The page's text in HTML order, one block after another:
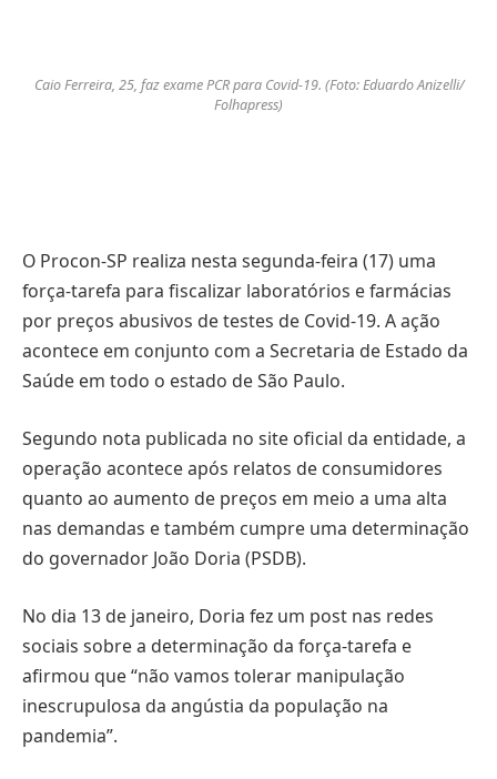
Caio Ferreira, 25, faz exame PCR para Covid-19. (Foto: Eduardo Anizelli/
Folhapress)
O Procon-SP realiza nesta segunda-feira (17) uma
força-tarefa para fiscalizar laboratórios e farmácias
por preços abusivos de testes de Covid-19. A ação
acontece em conjunto com a Secretaria de Estado da
Saúde em todo o estado de São Paulo.
Segundo nota publicada no site oficial da entidade, a
operação acontece após relatos de consumidores
quanto ao aumento de preços em meio a uma alta
nas demandas e também cumpre uma determinação
do governador João Doria (PSDB).
No dia 13 de janeiro, Doria fez um​ post nas redes
sociais sobre a determinação da força-tarefa e
afirmou que “não vamos tolerar manipulação
inescrupulosa da angústia da população na
pandemia”.